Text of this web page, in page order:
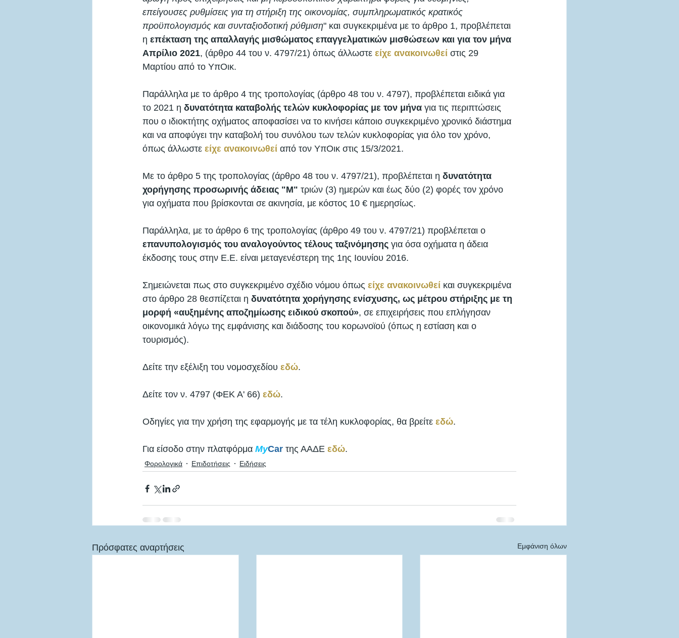
επείγουσες ρυθμίσεις για τη στήριξη της οικονομίας, συμπληρωματικός κρατικός
προϋπολογισμός και συνταξιοδοτική ρύθμιση" και συγκεκριμένα με το άρθρο 1, προβλέπεται
η επέκταση της απαλλαγής μισθώματος επαγγελματικών μισθώσεων και για τον μήνα
Απρίλιο 2021, (άρθρο 44 του ν. 4797/21) όπως άλλωστε είχε ανακοινωθεί στις 29
Μαρτίου από το ΥπΟικ.
Παράλληλα με το άρθρο 4 της τροπολογίας (άρθρο 48 του ν. 4797), προβλέπεται ειδικά για
το 2021 η δυνατότητα καταβολής τελών κυκλοφορίας με τον μήνα για τις περιπτώσεις
που ο ιδιοκτήτης οχήματος αποφασίσει να το κινήσει κάποιο συγκεκριμένο χρονικό διάστημα
και να αποφύγει την καταβολή του συνόλου των τελών κυκλοφορίας για όλο τον χρόνο,
όπως άλλωστε είχε ανακοινωθεί από τον ΥπΟικ στις 15/3/2021.
Με το άρθρο 5 της τροπολογίας (άρθρο 48 του ν. 4797/21), προβλέπεται η δυνατότητα
χορήγησης προσωρινής άδειας "Μ" τριών (3) ημερών και έως δύο (2) φορές τον χρόνο
για οχήματα που βρίσκονται σε ακινησία, με κόστος 10 € ημερησίως.
Παράλληλα, με το άρθρο 6 της τροπολογίας (άρθρο 49 του ν. 4797/21) προβλέπεται ο
επανυπολογισμός του αναλογούντος τέλους ταξινόμησης για όσα οχήματα η άδεια
έκδοσης τους στην Ε.Ε. είναι μεταγενέστερη της 1ης Ιουνίου 2016.
Σημειώνεται πως στο συγκεκριμένο σχέδιο νόμου όπως είχε ανακοινωθεί και συγκεκριμένα
στο άρθρο 28 θεσπίζεται η δυνατότητα χορήγησης ενίσχυσης, ως μέτρου στήριξης με τη
μορφή «αυξημένης αποζημίωσης ειδικού σκοπού», σε επιχειρήσεις που επλήγησαν
οικονομικά λόγω της εμφάνισης και διάδοσης του κορωνοϊού (όπως η εστίαση και ο
τουρισμός).
Δείτε την εξέλιξη του νομοσχεδίου εδώ.
Δείτε τον ν. 4797 (ΦΕΚ Α' 66) εδώ.
Οδηγίες για την χρήση της εφαρμογής με τα τέλη κυκλοφορίας, θα βρείτε εδώ.
Για είσοδο στην πλατφόρμα MyCar της ΑΑΔΕ εδώ.
Φορολογικά Επιδοτήσεις Ειδήσεις
Πρόσφατες αναρτήσεις Εμφάνιση όλων